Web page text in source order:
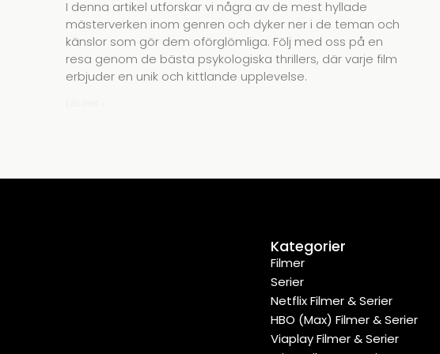
I denna artikel utforskar vi några av de mest hyllade
mästerverken inom genren och dyker ner i de teman och
känslor som gör dem oförglömliga. Följ med oss på en
resa genom de bästa psykologiska thrillers, där varje film
erbjuder en unik och kittlande upplevelse.
Kategorier
Filmer
Serier
Netflix Filmer & Serier
HBO (Max) Filmer & Serier
Viaplay Filmer & Serier